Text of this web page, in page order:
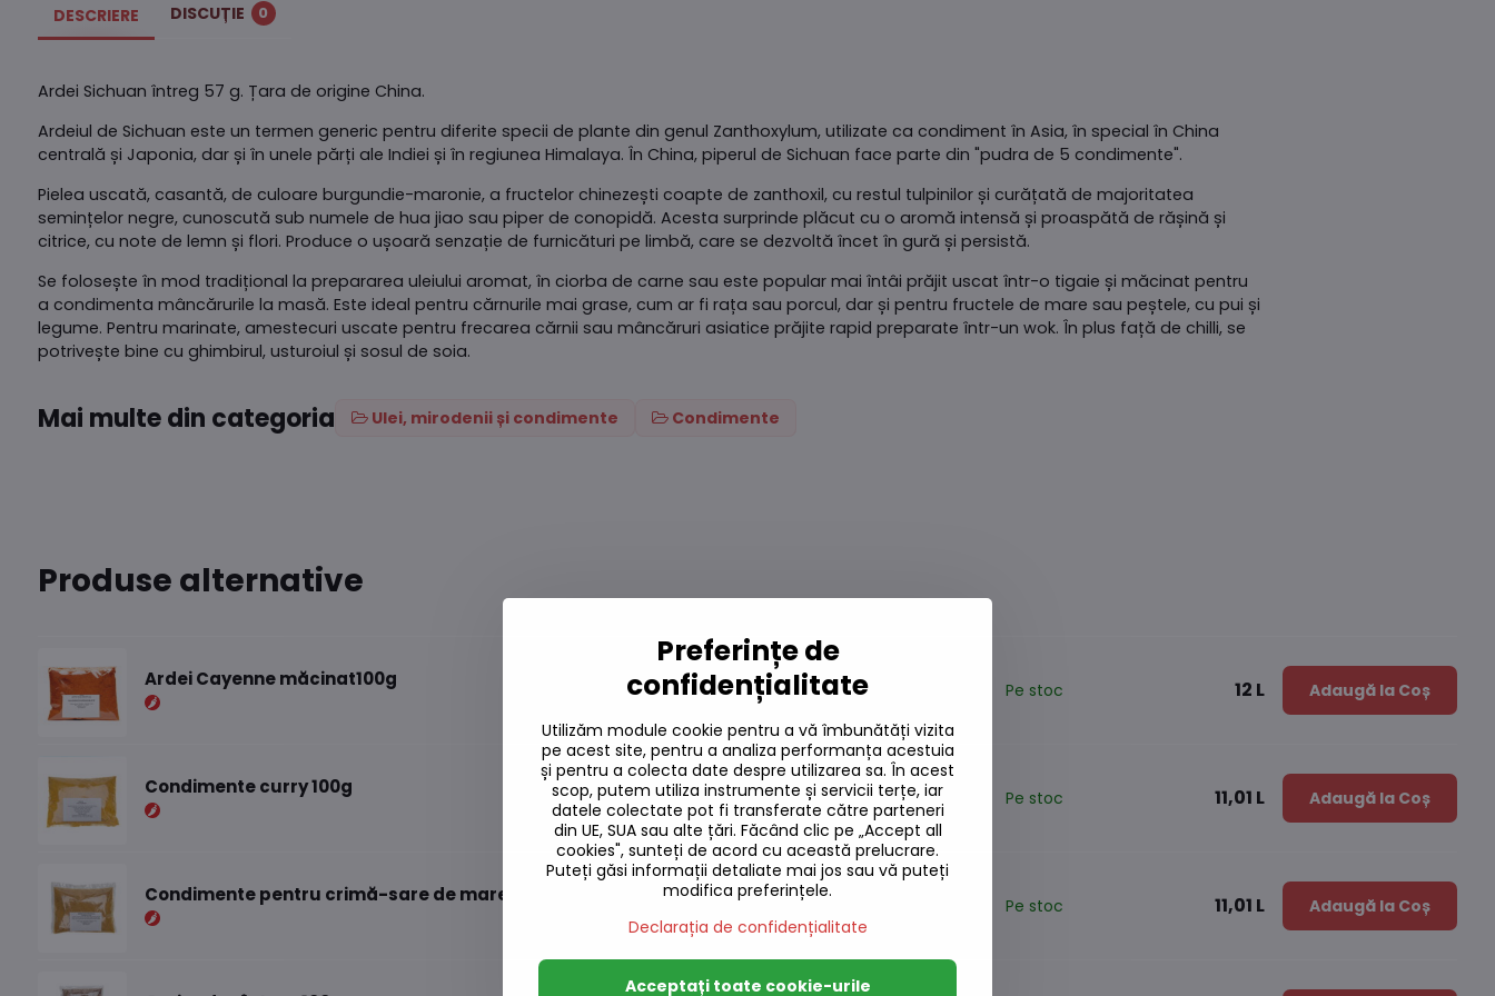
DESCRIERE DISCUȚIE 0
Ardei Sichuan întreg 57 g. Țara de origine China.
Ardeiul de Sichuan este un termen generic pentru diferite specii de plante din genul Zanthoxylum, utilizate ca condiment în Asia, în special în China
centrală și Japonia, dar și în unele părți ale Indiei și în regiunea Himalaya. În China, piperul de Sichuan face parte din "pudra de 5 condimente".
Pielea uscată, casantă, de culoare burgundie-maronie, a fructelor chinezești coapte de zanthoxil, cu restul tulpinilor și curățată de majoritatea
semințelor negre, cunoscută sub numele de hua jiao sau piper de conopidă. Acesta surprinde plăcut cu o aromă intensă și proaspătă de rășină și
citrice, cu note de lemn și flori. Produce o ușoară senzație de furnicături pe limbă, care se dezvoltă încet în gură și persistă.
Se folosește în mod tradițional la prepararea uleiului aromat, în ciorba de carne sau este popular mai întâi prăjit uscat într-o tigaie și măcinat pentru
a condimenta mâncărurile la masă. Este ideal pentru cărnurile mai grase, cum ar fi rața sau porcul, dar și pentru fructele de mare sau peștele, cu pui și
legume. Pentru marinate, amestecuri uscate pentru frecarea cărnii sau mâncăruri asiatice prăjite rapid preparate într-un wok. În plus față de chilli, se
potrivește bine cu ghimbirul, usturoiul și sosul de soia.
Mai multe din categoria Ulei, mirodenii și condimente Condimente
Produse alternative
Ardei Cayenne măcinat100g Pe stoc 12 L Adaugă la Coș
Condimente curry 100g Pe stoc 11,01 L Adaugă la Coș
Condimente pentru crimă-sare de mare fără GLT 100g Pe stoc 11,01 L Adaugă la Coș
Preferințe de
confidențialitate
Utilizăm module cookie pentru a vă îmbunătăți vizita
pe acest site, pentru a analiza performanța acestuia
și pentru a colecta date despre utilizarea sa. În acest
scop, putem utiliza instrumente și servicii terțe, iar
datele colectate pot fi transferate către parteneri
din UE, SUA sau alte țări. Făcând clic pe „Accept all
cookies", sunteți de acord cu această prelucrare.
Puteți găsi informații detaliate mai jos sau vă puteți
modifica preferințele.
Declarația de confidențialitate
Acceptați toate cookie-urile